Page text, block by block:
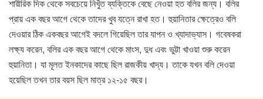
শারীরিক দিক থেকে সবচেয়ে নিখুঁত ব্যক্তিকে বেছে নেওয়া হত বলির জন্য। বলির
প্রায় এক বছর আগে থেকে তাদের খুব যত্নে রাখা হত। হুয়ানিতার ক্ষেত্রেও বলি
দেওয়ার ঠিক একবছর আগেই বদলে গিয়েছিল তার যাপন ও খ্যাদাভ্যাস। গবেষকরা
লক্ষ্য করেন, বলির এক বছর আগে থেকে মাংস, দুধ এবং ভুট্টা খাওয়া শুরু করেন
হুয়ানিতা। যা মূলত ইনকাদের কাছে ছিল রাজকীয় খাদ্য। তাকে যখন বলি দেওয়া
হয়েছিল তখন তার বয়স ছিল মাত্র ১২-১৫ বছর।